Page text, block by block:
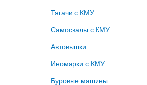
Тягачи с КМУ
Самосвалы с КМУ
Автовышки
Иномарки с КМУ
Буровые машины